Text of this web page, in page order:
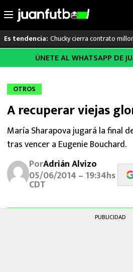
al
Es tendencia: Chucky cierra contrato
LO ÚLTIMO
LIGA MX
RAYADOS
PUMAS
ATLANTE
SELECCIÓN MEXICANA
FUTBOL INTERNACIONAL
ÚNETE AL WHATSAPP DE
OTROS
A recuperar viejas
María Sharapova jugará la final
tras vencer a Eugenie Bouchard.
PorAdrián Alvizo
05/06/2014 – 19:34hs
CDT
PUBLICIDAD